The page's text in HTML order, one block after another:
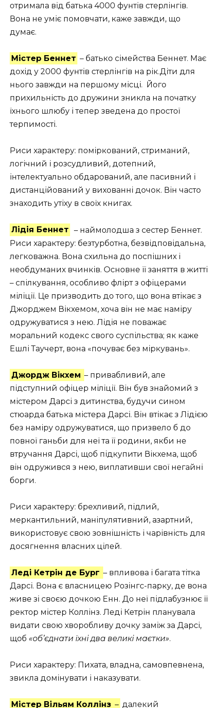
отримала від батька 4000 фунтів стерлінгів.
Вона не уміє помовчати, каже завжди, що
думає.
Містер Беннет – батько сімейства Беннет. Має
дохід у 2000 фунтів стерлінгів на рік.Діти для
нього завжди на першому місці. Його
прихильність до дружини зникла на початку
їхнього шлюбу і тепер зведена до простої
терпимості.
Риси характеру: поміркований, стриманий,
логічний і розсудливий, дотепний,
інтелектуально обдарований, але пасивний і
дистанційований у вихованні дочок. Він часто
знаходить утіху в своїх книгах.
Лідія Беннет – наймолодша з сестер Беннет.
Риси характеру: безтурботна, безвідповідальна,
легковажна. Вона схильна до поспішних і
необдуманих вчинків. Основне її заняття в житті
– спілкування, особливо флірт з офіцерами
міліції. Це призводить до того, що вона втікає з
Джорджем Вікхемом, хоча він не має наміру
одружуватися з нею. Лідія не поважає
моральний кодекс свого суспільства; як каже
Ешлі Таучерт, вона «почуває без міркувань».
Джордж Вікхем – привабливий, але
підступний офіцер міліції. Він був знайомий з
містером Дарсі з дитинства, будучи сином
стюарда батька містера Дарсі. Він втікає з Лідією
без наміру одружуватися, що призвело б до
повної ганьби для неї та її родини, якби не
втручання Дарсі, щоб підкупити Вікхема, щоб
він одружився з нею, виплативши свої негайні
борги.
Риси характеру: брехливий, підлий,
меркантильний, маніпулятивний, азартний,
використовує свою зовнішність і чарівність для
досягнення власних цілей.
Леді Кетрін де Бург – впливова і багата тітка
Дарсі. Вона є власницею Розінгс-парку, де вона
живе зі своєю дочкою Енн. До неї підлабузнює її
ректор містер Коллінз. Леді Кетрін планувала
видати свою хворобливу дочку заміж за Дарсі,
щоб «об’єднати їхні два великі маєтки».
Риси характеру: Пихата, владна, самовпевнена,
звикла домінувати і наказувати.
Містер Вільям Коллінз – далекий